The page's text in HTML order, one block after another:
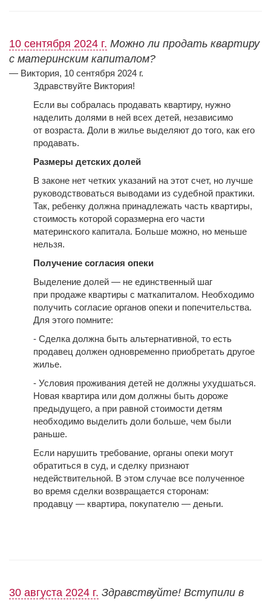
10 сентября 2024 г. Можно ли продать квартиру
с материнским капиталом?
— Виктория, 10 сентября 2024 г.
Здравствуйте Виктория!
Если вы собралась продавать квартиру, нужно
наделить долями в ней всех детей, независимо
от возраста. Доли в жилье выделяют до того, как его
продавать.
Размеры детских долей
В законе нет четких указаний на этот счет, но лучше
руководствоваться выводами из судебной практики.
Так, ребенку должна принадлежать часть квартиры,
стоимость которой соразмерна его части
материнского капитала. Больше можно, но меньше
нельзя.
Получение согласия опеки
Выделение долей — не единственный шаг
при продаже квартиры с маткапиталом. Необходимо
получить согласие органов опеки и попечительства.
Для этого помните:
- Сделка должна быть альтернативной, то есть
продавец должен одновременно приобретать другое
жилье.
- Условия проживания детей не должны ухудшаться.
Новая квартира или дом должны быть дороже
предыдущего, а при равной стоимости детям
необходимо выделить доли больше, чем были
раньше.
Если нарушить требование, органы опеки могут
обратиться в суд, и сделку признают
недействительной. В этом случае все полученное
во время сделки возвращается сторонам:
продавцу — квартира, покупателю — деньги.
30 августа 2024 г. Здравствуйте! Вступили в